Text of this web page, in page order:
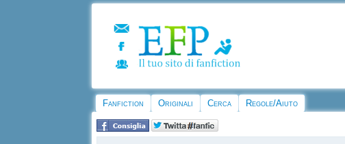
Fanfiction Originali Cerca Regole/Aiuto